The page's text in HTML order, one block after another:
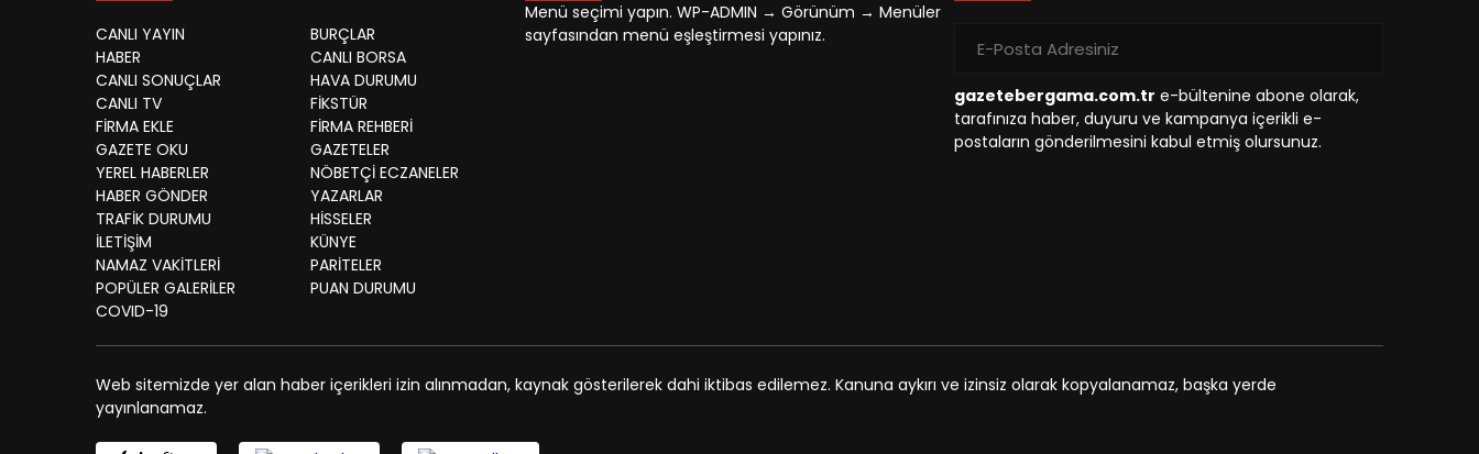
CANLI YAYIN
BURÇLAR
HABER
CANLI BORSA
CANLI SONUÇLAR
HAVA DURUMU
CANLI TV
FİKSTÜR
FİRMA EKLE
FİRMA REHBERİ
GAZETE OKU
GAZETELER
YEREL HABERLER
NÖBETÇİ ECZANELER
HABER GÖNDER
YAZARLAR
TRAFİK DURUMU
HİSSELER
İLETİŞİM
KÜNYE
NAMAZ VAKİTLERİ
PARİTELER
POPÜLER GALERİLER
PUAN DURUMU
COVID-19
Menü seçimi yapın. WP-ADMIN → Görünüm → Menüler
sayfasından menü eşleştirmesi yapınız.
gazetebergama.com.tr e-bültenine abone olarak,
tarafınıza haber, duyuru ve kampanya içerikli e-
postaların gönderilmesini kabul etmiş olursunuz.
Web sitemizde yer alan haber içerikleri izin alınmadan, kaynak gösterilerek dahi iktibas edilemez. Kanuna aykırı ve izinsiz olarak kopyalanamaz, başka yerde
yayınlanamaz.